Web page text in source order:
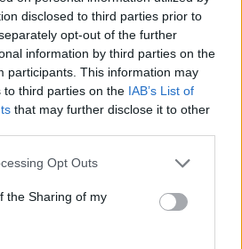
disclosed to third parties prior to
opt-out of the further
information by third parties on the
participants. This information may
to third parties on the IAB’s List of
that may further disclose it to other
Opt Outs
the Sharing of my
szakértői szerint
tekinthető az
a tranzakciók összértékét
részesedésük...
hírarchívumához
előfizetéses